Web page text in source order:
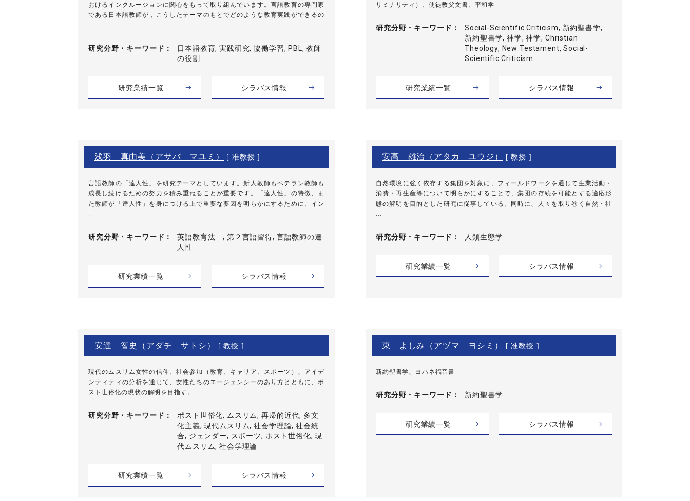
おけるインクルージョンに関心をもって取り組んでいます。言語教育の専門家
である日本語教師が，こうしたテーマのもとでどのような教育実践ができるの
研究分野・ キーワード
日本語教育, 実践研究, 協働学習, PBL, 教師
の役割
研究業績一覧 シラバス情報
リミナリティ）、使徒教父文書、平和学
研究分野・ キーワード
Social-Scientific Criticism, 新約聖書学,
新約聖書学, 神学, 神学, Christian
Theology, New Testament, Social-
Scientific Criticism
研究業績一覧 シラバス情報
浅羽 真由美（アサバ マユミ） [ 准教授 ]
言語教師の「達人性」を研究テーマとしています。新人教師もベテラン教師も
成長し続けるための努力を積み重ねることが重要です。「達人性」の特徴、ま
た教師が「達人性」を身につける上で重要な要因を明らかにするために、イン
研究分野・ キーワード
英語教育法 , 第２言語習得, 言語教師の達
人性
研究業績一覧 シラバス情報
安髙 雄治（アタカ ユウジ） [ 教授 ]
自然環境に強く依存する集団を対象に、フィールドワークを通じて生業活動・
消費・再生産等について明らかにすることで、集団の存続を可能とする適応形
態の解明を目的とした研究に従事している。同時に、人々を取り巻く自然・社
研究分野・ キーワード 人類生態学
研究業績一覧 シラバス情報
安達 智史（アダチ サトシ） [ 教授 ]
現代のムスリム女性の信仰、社会参加（教育、キャリア、スポーツ）、アイデ
ンティティの分析を通じて、女性たちのエージェンシーのあり方とともに、ポ
スト世俗化の現状の解明を目指す。
研究分野・ キーワード
ポスト世俗化, ムスリム, 再帰的近代, 多文
化主義, 現代ムスリム, 社会学理論, 社会統
合, ジェンダー, スポーツ, ポスト世俗化, 現
代ムスリム, 社会学理論
研究業績一覧 シラバス情報
東 よしみ（アヅマ ヨシミ） [ 准教授 ]
新約聖書学、ヨハネ福音書
研究分野・ キーワード 新約聖書学
研究業績一覧 シラバス情報